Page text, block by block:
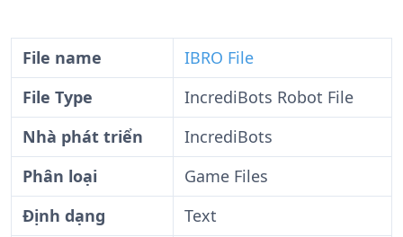
File name
IBRO File
File Type
IncrediBots Robot File
Nhà phát triển
IncrediBots
Phân loại
Game Files
Định dạng
Text